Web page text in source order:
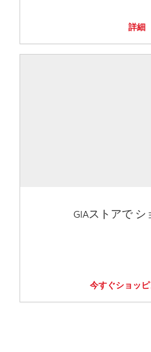
詳細
GIAストアで
今すぐショッ